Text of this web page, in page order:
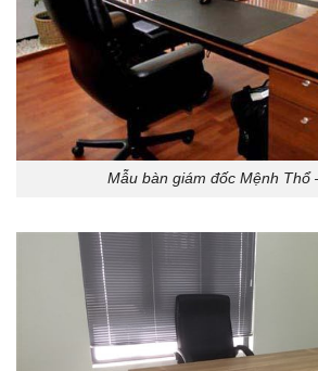
Mẫu bàn giám đốc Mệnh Thổ